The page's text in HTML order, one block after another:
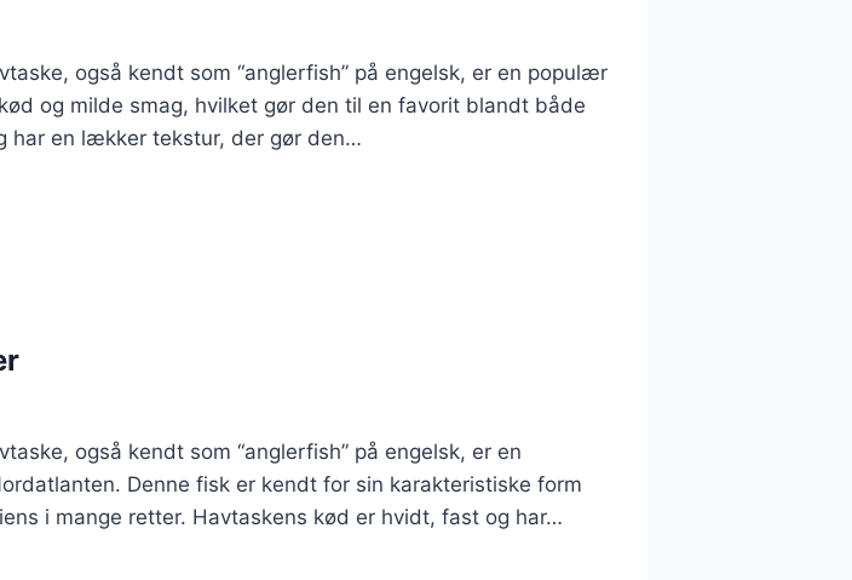
også kendt som “anglerfish” på engelsk, er en populær
og milde smag, hvilket gør den til en favorit blandt både
har en lækker tekstur, der gør den…
også kendt som “anglerfish” på engelsk, er en
Denne fisk er kendt for sin karakteristiske form
i mange retter. Havtaskens kød er hvidt, fast og har…